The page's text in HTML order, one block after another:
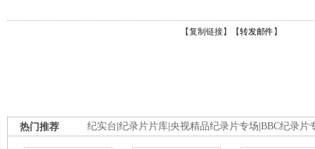
【复制链接】【转发邮件 】
纪实台 纪录片片库 央视精品纪录片专场 BBC纪录片
热门推荐